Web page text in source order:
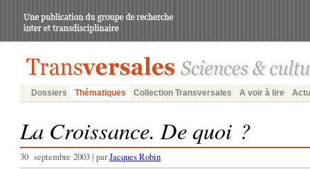
Dossiers Thématiques Collection Transversales A voir à lire
La Croissance. De quoi ?
30 septembre 2003 | parJacques Robin